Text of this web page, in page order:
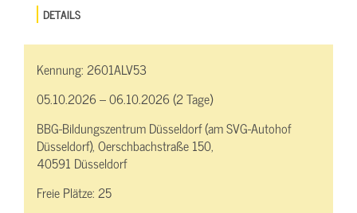
DETAILS
Kennung:2601ALV53
05.10.2026 – 06.10.2026 (2 Tage)
BBG-Bildungszentrum Düsseldorf (am SVG-Autohof
Düsseldorf), Oerschbachstraße 150,
40591 Düsseldorf
Freie Plätze:25